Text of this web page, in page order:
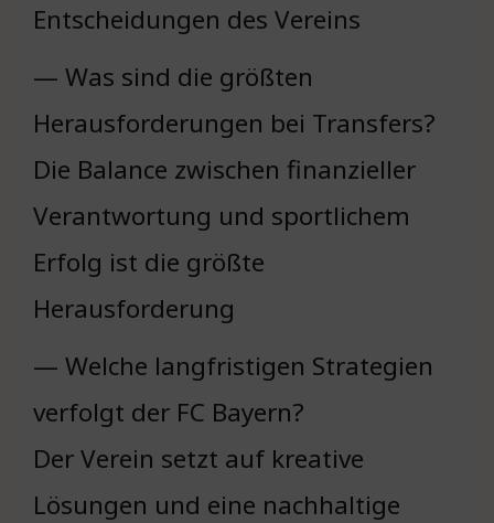
Entscheidungen des Vereins
— Was sind die größten
Herausforderungen bei Transfers?
Die Balance zwischen finanzieller
Verantwortung und sportlichem
Erfolg ist die größte
Herausforderung
— Welche langfristigen Strategien
verfolgt der FC Bayern?
Der Verein setzt auf kreative
Lösungen und eine nachhaltige